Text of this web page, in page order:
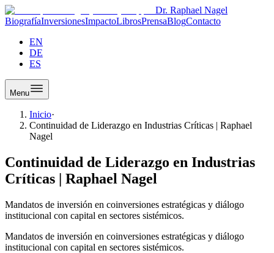
Dr. Raphael Nagel
BiografíaInversionesImpactoLibrosPrensaBlogContacto
EN
DE
ES
Menu
Inicio·
Continuidad de Liderazgo en Industrias Críticas | Raphael
Nagel
Continuidad de Liderazgo en Industrias
Críticas | Raphael Nagel
Mandatos de inversión en coinversiones estratégicas y diálogo
institucional con capital en sectores sistémicos.
Mandatos de inversión en coinversiones estratégicas y diálogo
institucional con capital en sectores sistémicos.